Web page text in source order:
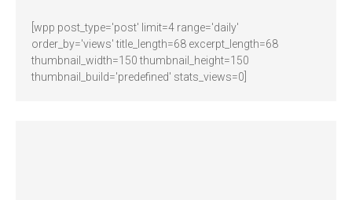
[wpp post_type='post' limit=4 range='daily'
order_by='views' title_length=68 excerpt_length=68
thumbnail_width=150 thumbnail_height=150
thumbnail_build='predefined' stats_views=0]